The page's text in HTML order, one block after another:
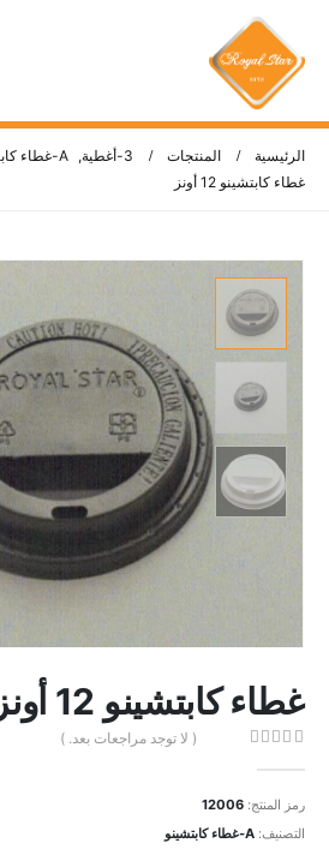
الرئيسية المنتجات 3-أغطية , A-غطاء كابتشينو
غطاء كابتشينو 12 أونز
غطاء كابتشينو 12 أونز
( لا توجد مراجعات بعد. )
رمز المنتج: 12006
التصنيف: A-غطاء كابتشينو